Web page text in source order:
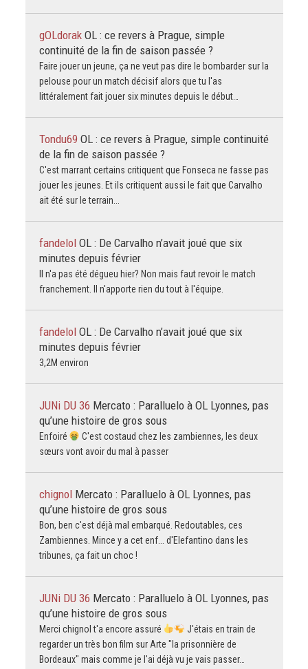
gOLdorak OL : ce revers à Prague, simple
continuité de la fin de saison passée ?
Faire jouer un jeune, ça ne veut pas dire le bombarder sur la
pelouse pour un match décisif alors que tu l'as
littéralement fait jouer six minutes depuis le début…
Tondu69 OL : ce revers à Prague, simple continuité
de la fin de saison passée ?
C'est marrant certains critiquent que Fonseca ne fasse pas
jouer les jeunes. Et ils critiquent aussi le fait que Carvalho
ait été sur le terrain...
fandelol OL : De Carvalho n’avait joué que six
minutes depuis février
Il n'a pas été dégueu hier? Non mais faut revoir le match
franchement. Il n'apporte rien du tout à l'équipe.
fandelol OL : De Carvalho n’avait joué que six
minutes depuis février
3,2M environ
JUNi DU 36 Mercato : Paralluelo à OL Lyonnes, pas
qu’une histoire de gros sous
Enfoiré
C'est costaud chez les zambiennes, les deux
sœurs vont avoir du mal à passer
chignol Mercato : Paralluelo à OL Lyonnes, pas
qu’une histoire de gros sous
Bon, ben c'est déjà mal embarqué. Redoutables, ces
Zambiennes. Mince y a cet enf... d'Elefantino dans les
tribunes, ça fait un choc !
JUNi DU 36 Mercato : Paralluelo à OL Lyonnes, pas
qu’une histoire de gros sous
Merci chignol t'a encore assuré
J'étais en train de
regarder un très bon film sur Arte "la prisonnière de
Bordeaux" mais comme je l'ai déjà vu je vais passer…